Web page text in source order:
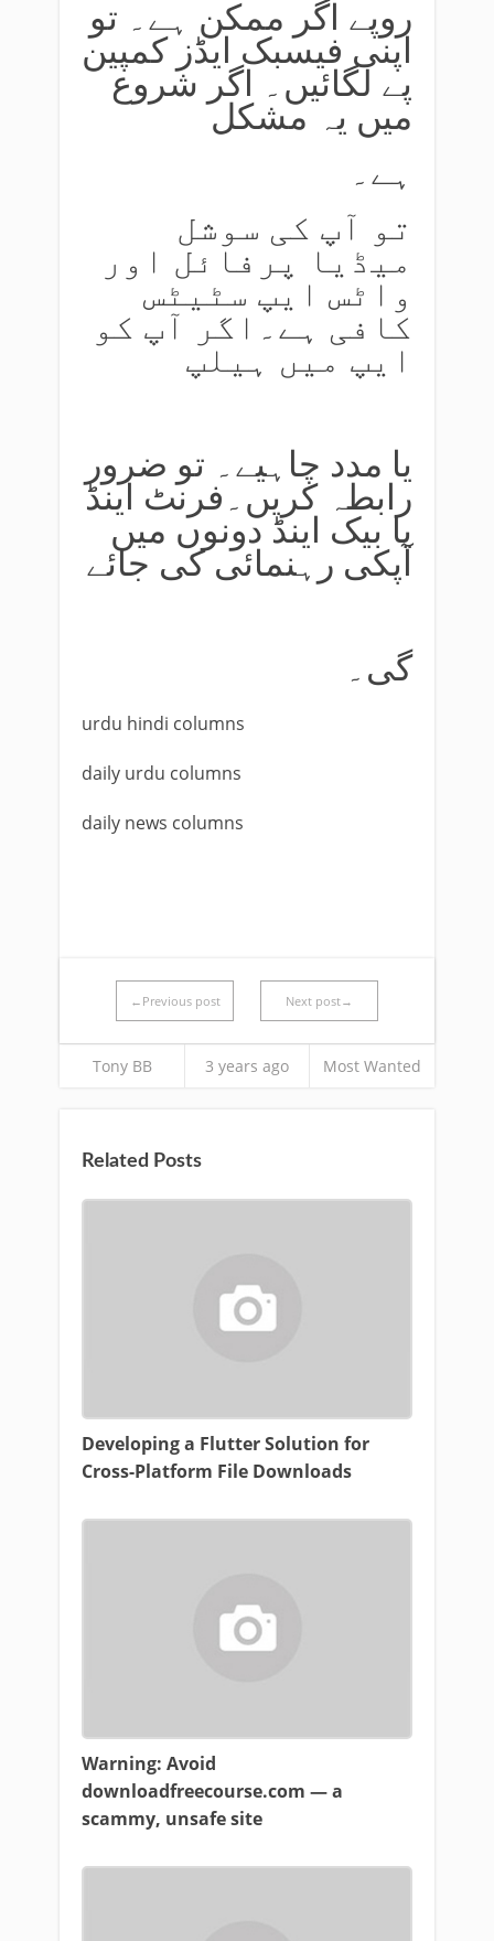
روپے اگر ممکن ہے۔ تو
اپنی فیسبک ایڈز کمپین
پے لگائیں۔ اگر شروع
میں یہ مشکل
ہے۔
تو آپ کی سوشل
میڈیا پرفائل اور
واٹس ایپ سٹیٹس
کافی ہے۔اگر آپ کو
ایپ میں ہیلپ
یا مدد چاہیے۔ تو ضرور
رابطہ کریں۔فرنٹ اینڈ
یا بیک اینڈ دونوں میں
آپکی رہنمائی کی جائے
گی۔
urdu hindi columns
daily urdu columns
daily news columns
←Previous post Next post→
Tony BB 3 years ago Most Wanted
Related Posts
Developing a Flutter Solution for
Cross-Platform File Downloads
Warning: Avoid
downloadfreecourse.com — a
scammy, unsafe site